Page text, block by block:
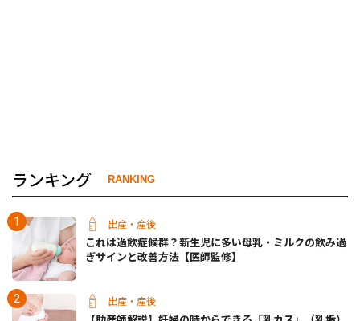
ランキング RANKING
出産・産後
これは過飲症候群？新生児に多い母乳・ミルクの飲み過
ぎサインと改善方法【医師監修】
出産・産後